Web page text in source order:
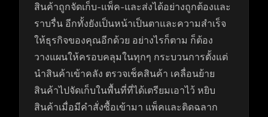
สินค้าถูกจัดเก็บ-แพ็ค-และส่งได้อย่างถูกต้องและ
ราบรื่น อีกทั้งยังเป็นหน้าเป็นตาและความสำเร็จ
ให้ธุรกิจของคุณอีกด้วย อย่างไรก็ตาม ก็ต้อง
วางแผนให้ครอบคลุมในทุกๆ กระบวนการตั้งแต่
นำสินค้าเข้าคลัง ตรวจเช็คสินค้า เคลื่อนย้าย
สินค้าไปจัดเก็บในพื้นที่ที่ได้เตรียมเอาไว้ หยิบ
สินค้าเมื่อมีคำสั่งซื้อเข้ามา แพ็คและติดฉลาก